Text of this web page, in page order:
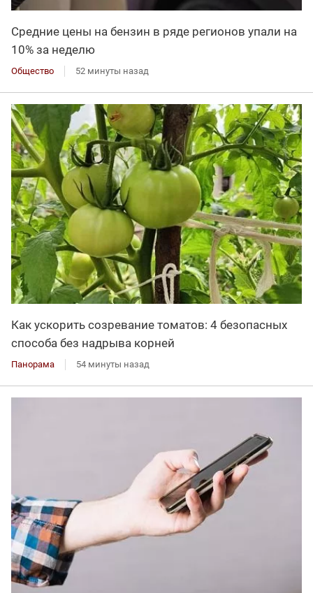
Средние цены на бензин в ряде регионов упали на
10% за неделю
Общество 52 минуты назад
Как ускорить созревание томатов: 4 безопасных
способа без надрыва корней
Панорама 54 минуты назад